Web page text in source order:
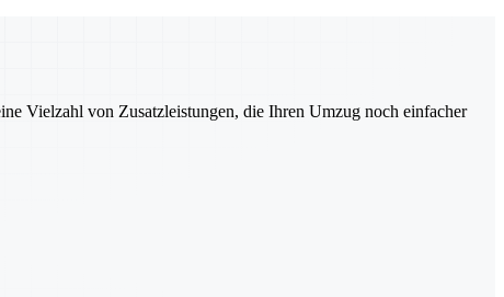
Vielzahl von Zusatzleistungen, die Ihren Umzug noch einfacher